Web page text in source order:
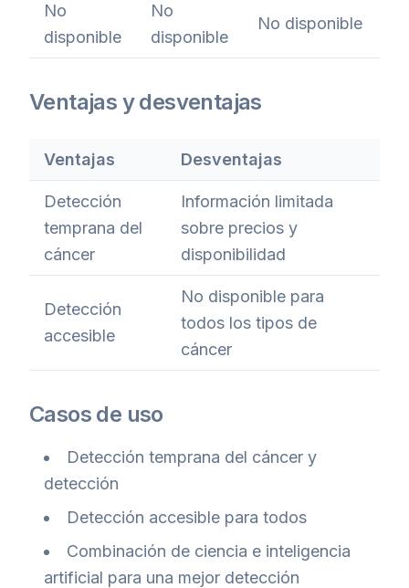
No
disponible
No
disponible
No disponible
Ventajas y desventajas
Ventajas Desventajas
Detección
temprana del
cáncer
Información limitada
sobre precios y
disponibilidad
Detección
accesible
No disponible para
todos los tipos de
cáncer
Casos de uso
Detección temprana del cáncer y
detección
Detección accesible para todos
Combinación de ciencia e inteligencia
artificial para una mejor detección